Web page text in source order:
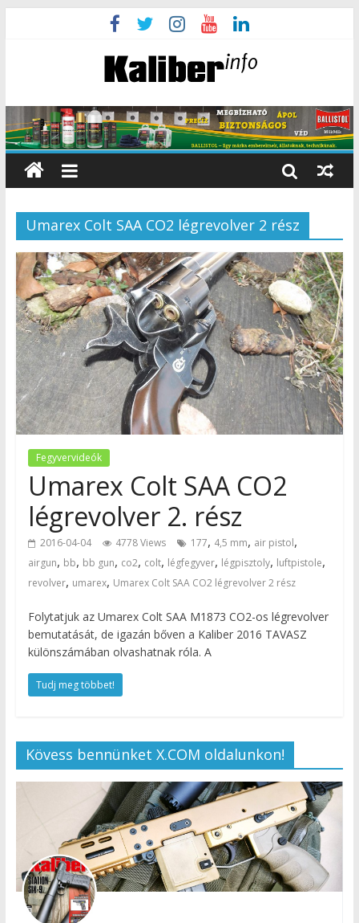
Umarex Colt SAA CO2 légrevolver 2 rész
Fegyvervideók
Umarex Colt SAA CO2
légrevolver 2. rész
2016-04-04 4778 Views 177, 4,5 mm, air pistol,
airgun, bb, bb gun, co2, colt, légfegyver, légpisztoly, luftpistole,
revolver, umarex, Umarex Colt SAA CO2 légrevolver 2 rész
Folytatjuk az Umarex Colt SAA M1873 CO2-os légrevolver
bemutatását, de igazán bőven a Kaliber 2016 TAVASZ
különszámában olvashatnak róla. A
Tudj meg többet!
Kövess bennünket X.COM oldalunkon!